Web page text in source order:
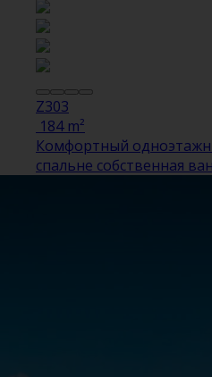
Z303
184 m²
Комфортный
спальне собственная